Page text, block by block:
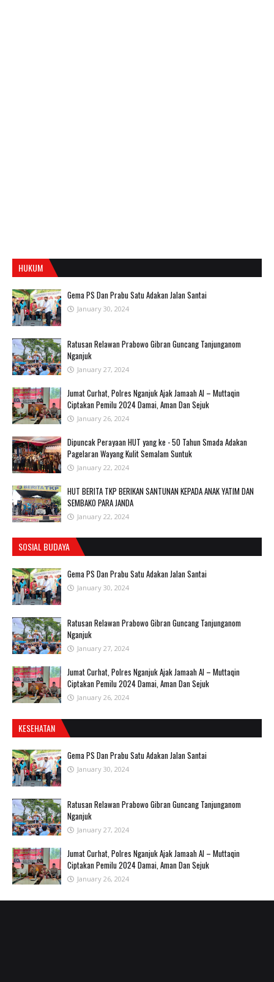
HUKUM
Gema PS Dan Prabu Satu Adakan Jalan Santai
January 30, 2024
Ratusan Relawan Prabowo Gibran Guncang Tanjunganom
Nganjuk
January 27, 2024
Jumat Curhat, Polres Nganjuk Ajak Jamaah Al – Muttaqin
Ciptakan Pemilu 2024 Damai, Aman Dan Sejuk
January 26, 2024
Dipuncak Perayaan HUT yang ke - 50 Tahun Smada Adakan
Pagelaran Wayang Kulit Semalam Suntuk
January 22, 2024
HUT BERITA TKP BERIKAN SANTUNAN KEPADA ANAK YATIM DAN
SEMBAKO PARA JANDA
January 22, 2024
SOSIAL BUDAYA
Gema PS Dan Prabu Satu Adakan Jalan Santai
January 30, 2024
Ratusan Relawan Prabowo Gibran Guncang Tanjunganom
Nganjuk
January 27, 2024
Jumat Curhat, Polres Nganjuk Ajak Jamaah Al – Muttaqin
Ciptakan Pemilu 2024 Damai, Aman Dan Sejuk
January 26, 2024
KESEHATAN
Gema PS Dan Prabu Satu Adakan Jalan Santai
January 30, 2024
Ratusan Relawan Prabowo Gibran Guncang Tanjunganom
Nganjuk
January 27, 2024
Jumat Curhat, Polres Nganjuk Ajak Jamaah Al – Muttaqin
Ciptakan Pemilu 2024 Damai, Aman Dan Sejuk
January 26, 2024